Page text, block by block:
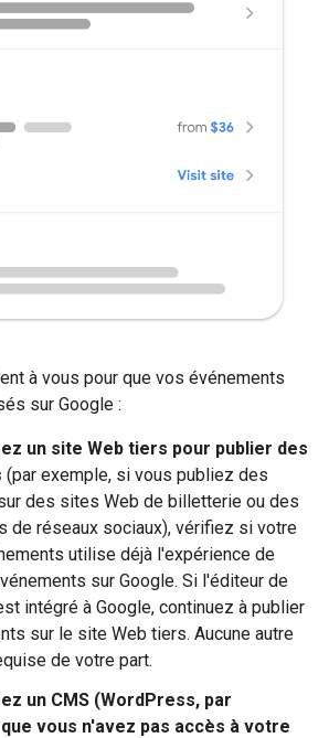
à vous pour que vos événements
sur Google :
un site Web tiers pour publier des
(par exemple, si vous publiez des
des sites Web de billetterie ou des
de réseaux sociaux), vérifiez si votre
utilise déjà l'expérience de
sur Google. Si l'éditeur de
intégré à Google, continuez à publier
sur le site Web tiers. Aucune autre
de votre part.
un CMS (WordPress, par
vous n'avez pas accès à votre